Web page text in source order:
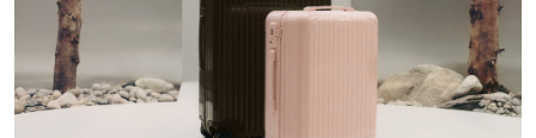
#NEW VINTAGE #マイナーグッド図鑑
#路地裏てぃーん。 #MONTHLY JOURNAL
#GH 銘品の所以 #フイナムのYouTube